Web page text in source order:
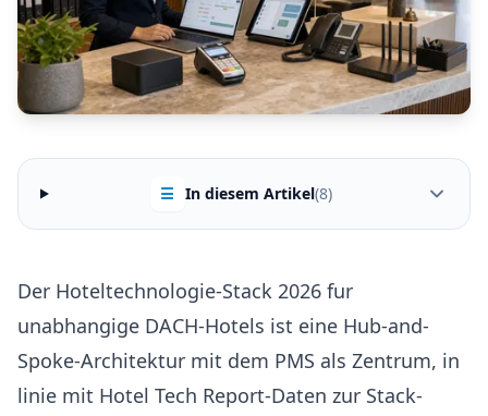
☰ In diesem Artikel(8)
Der Hoteltechnologie-Stack 2026 fur
unabhangige DACH-Hotels ist eine Hub-and-
Spoke-Architektur mit dem PMS als Zentrum, in
linie mit Hotel Tech Report-Daten zur Stack-